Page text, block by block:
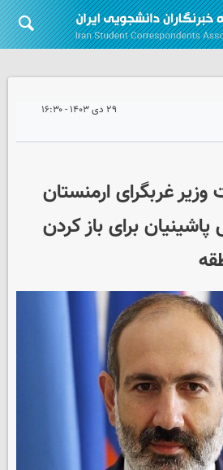
۲۹ دی ۱۴۰۳ - ۱۶:۳۰
غربگرای ارمنستان
برای باز کردن